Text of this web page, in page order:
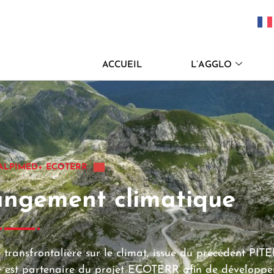
ACCUEIL L’AGGLO
ECOTERR
climatique
sur le climat, issue du précédent
partenaire du projet ECOTERR afin de